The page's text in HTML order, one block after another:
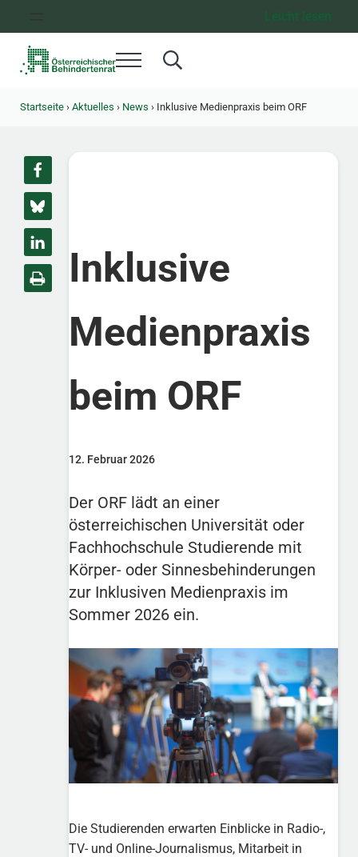
Leicht lesen
Menü Search...
Startseite › Aktuelles › News ›Inklusive Medienpraxis beim ORF
Inklusive
Medienpraxis
beim ORF
12. Februar 2026
Der ORF lädt an einer
österreichischen Universität oder
Fachhochschule Studierende mit
Körper- oder Sinnesbehinderungen
zur Inklusiven Medienpraxis im
Sommer 2026 ein.
Die Studierenden erwarten Einblicke in Radio-,
TV- und Online-Journalismus, Mitarbeit in